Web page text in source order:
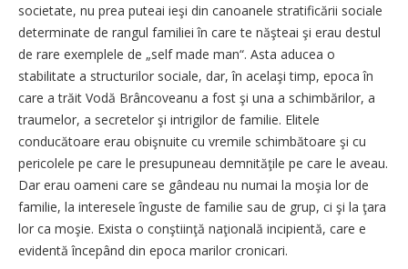
societate, nu prea puteai ieşi din canoanele stratificării sociale
determinate de rangul familiei în care te năşteai şi erau destul
de rare exemplele de „self made man“. Asta aducea o
stabilitate a structurilor sociale, dar, în acelaşi timp, epoca în
care a trăit Vodă Brâncoveanu a fost şi una a schimbărilor, a
traumelor, a secretelor şi intrigilor de familie. Elitele
conducătoare erau obişnuite cu vremile schimbătoare şi cu
pericolele pe care le presupuneau demnităţile pe care le aveau.
Dar erau oameni care se gândeau nu numai la moşia lor de
familie, la interesele înguste de familie sau de grup, ci şi la ţara
lor ca moşie. Exista o conştiinţă naţională incipientă, care e
evidentă începând din epoca marilor cronicari.